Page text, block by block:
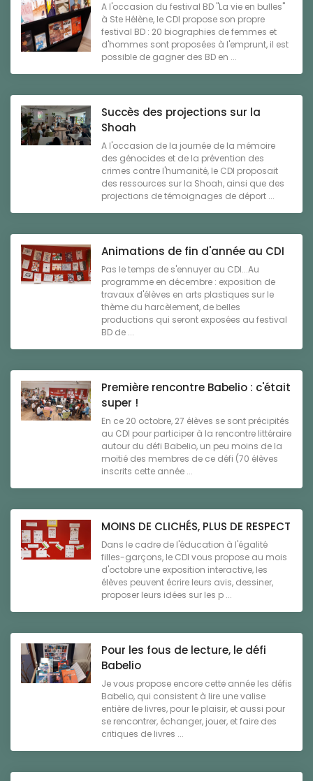
A l'occasion du festival BD "La vie en bulles"
à Ste Hélène, le CDI propose son propre
festival BD : 20 biographies de femmes et
d'hommes sont proposées à l'emprunt, il est
possible de gagner des BD en ...
Succès des projections sur la
Shoah
A l'occasion de la journée de la mémoire
des génocides et de la prévention des
crimes contre l'humanité, le CDI proposait
des ressources sur la Shoah, ainsi que des
projections de témoignages de déport ...
Animations de fin d'année au CDI
Pas le temps de s'ennuyer au CDI...Au
programme en décembre : exposition de
travaux d'élèves en arts plastiques sur le
thème du harcèlement, de belles
productions qui seront exposées au festival
BD de ...
Première rencontre Babelio : c'était
super !
En ce 20 octobre, 27 élèves se sont précipités
au CDI pour participer à la rencontre littéraire
autour du défi Babelio, un peu moins de la
moitié des membres de ce défi (70 élèves
inscrits cette année ...
MOINS DE CLICHÉS, PLUS DE RESPECT
Dans le cadre de l'éducation à l'égalité
filles-garçons, le CDI vous propose au mois
d'octobre une exposition interactive, les
élèves peuvent écrire leurs avis, dessiner,
proposer leurs idées sur les p ...
Pour les fous de lecture, le défi
Babelio
Je vous propose encore cette année les défis
Babelio, qui consistent à lire une valise
entière de livres, pour le plaisir, et aussi pour
se rencontrer, échanger, jouer, et faire des
critiques de livres ...